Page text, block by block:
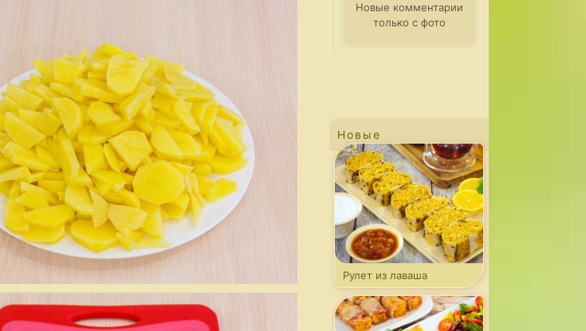
Новые комментарии
только с фото
Новые
Рулет из лаваша
с капустой